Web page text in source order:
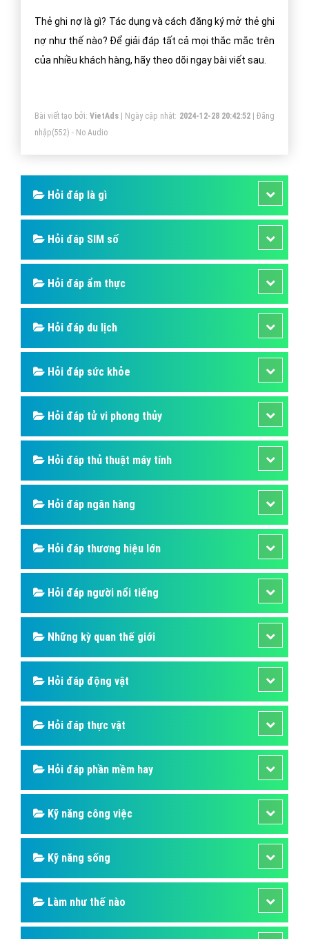
Thẻ ghi nợ là gì? Tác dụng và cách đăng ký mở thẻ ghi
nợ như thế nào? Để giải đáp tất cả mọi thắc mắc trên
của nhiều khách hàng, hãy theo dõi ngay bài viết sau.
Bài viết tạo bởi: VietAds| Ngày cập nhật: 2024-12-28 20:42:52|Đăng
nhập(552) - No Audio
Hỏi đáp là gì
Hỏi đáp SIM số
Hỏi đáp ẩm thực
Hỏi đáp du lịch
Hỏi đáp sức khỏe
Hỏi đáp tử vi phong thủy
Hỏi đáp thủ thuật máy tính
Hỏi đáp ngân hàng
Hỏi đáp thương hiệu lớn
Hỏi đáp người nổi tiếng
Những kỳ quan thế giới
Hỏi đáp động vật
Hỏi đáp thực vật
Hỏi đáp phần mềm hay
Kỹ năng công việc
Kỹ năng sống
Làm như thế nào